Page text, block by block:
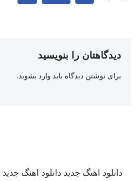
دیدگاهتان را بنویسید
برای نوشتن دیدگاه باید وارد بشوید.
دانلود اهنگ جدید دانلود اهنگ جدید